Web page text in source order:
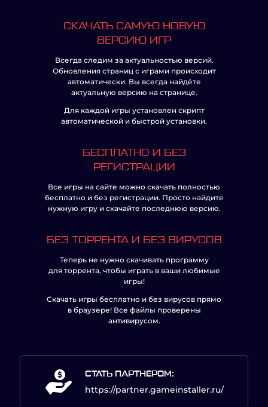
СКАЧАТЬ САМУЮ НОВУЮ
ВЕРСИЮ ИГР
Всегда следим за актуальностью версий.
Обновления страниц с играми происходит
автоматически. Вы всегда найдёте
актуальную версию на странице.
Для каждой игры установлен скрипт
автоматической и быстрой установки.
БЕСПЛАТНО И БЕЗ
РЕГИСТРАЦИИ
Все игры на сайте можно скачать полностью
бесплатно и без регистрации. Просто найдите
нужную игру и скачайте последнюю версию.
БЕЗ ТОРРЕНТА И БЕЗ ВИРУСОВ
Теперь не нужно скачивать программу
для торрента, чтобы играть в ваши любимые
игры!
Скачать игры бесплатно и без вирусов прямо
в браузере! Все файлы проверены
антивирусом.
СТАТЬ ПАРТНЕРОМ:
https://partner.gameinstaller.ru/